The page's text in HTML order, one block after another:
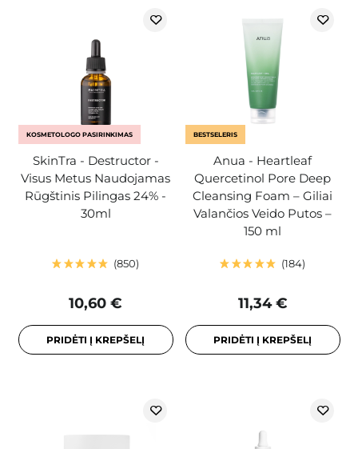
KOSMETOLOGO PASIRINKIMAS
SkinTra - Destructor -
Visus Metus Naudojamas
Rūgštinis Pilingas 24% -
30ml
850
10,60 €
PRIDĖTI Į KREPŠELĮ
BESTSELERIS
Anua - Heartleaf
Quercetinol Pore Deep
Cleansing Foam – Giliai
Valančios Veido Putos –
150 ml
184
11,34 €
PRIDĖTI Į KREPŠELĮ